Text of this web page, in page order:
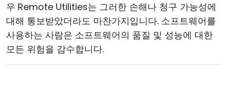
우 Remote Utilities는 그러한 손해나 청구 가능성에
대해 통보받았더라도 마찬가지입니다. 소프트웨어를
사용하는 사람은 소프트웨어의 품질 및 성능에 대한
모든 위험을 감수합니다.